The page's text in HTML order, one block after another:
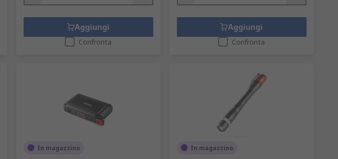
Aggiungi
Confronta
Aggiungi
Confronta
In magazzino In magazzino